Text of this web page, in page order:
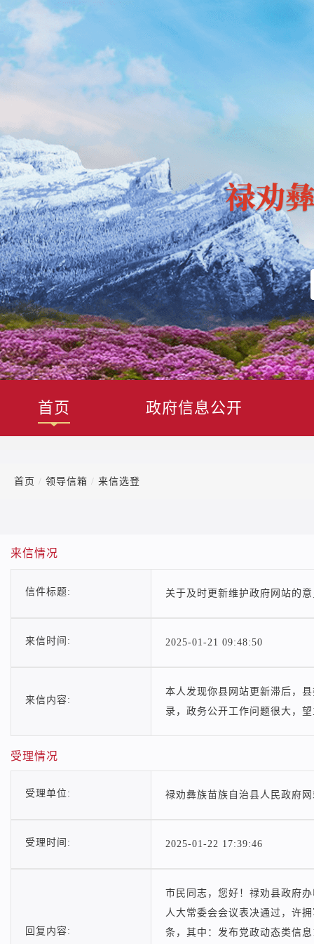
首页 政府信息公开
首页 / 领导信箱 / 来信选登
来信情况
信件标题: 关于及时更新维护政府网站的
来信时间: 2025-01-21 09:48:50
来信内容:
本人发现你县网站更新滞后，
录，政务公开工作问题很大，
受理情况
受理单位: 禄劝彝族苗族自治县人民政府网
受理时间: 2025-01-22 17:39:46
回复内容:
市民同志，您好！禄劝县政府
人大常委会会议表决通过，许
条，其中：发布党政动态类信